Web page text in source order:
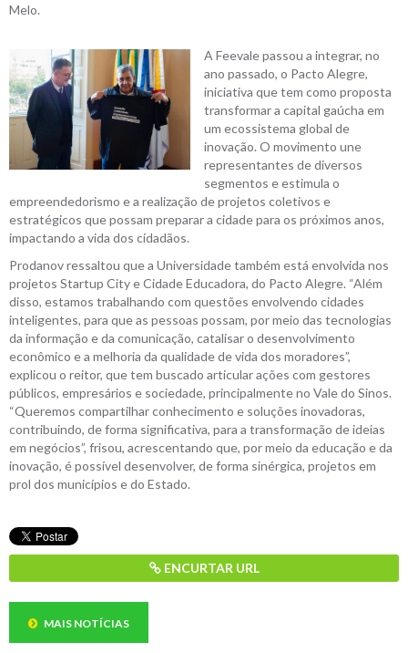
Melo.
A Feevale passou a integrar, no
ano passado, o Pacto Alegre,
iniciativa que tem como proposta
transformar a capital gaúcha em
um ecossistema global de
inovação. O movimento une
representantes de diversos
segmentos e estimula o
empreendedorismo e a realização de projetos coletivos e
estratégicos que possam preparar a cidade para os próximos anos,
impactando a vida dos cidadãos.
Prodanov ressaltou que a Universidade também está envolvida nos
projetos Startup City e Cidade Educadora, do Pacto Alegre. “Além
disso, estamos trabalhando com questões envolvendo cidades
inteligentes, para que as pessoas possam, por meio das tecnologias
da informação e da comunicação, catalisar o desenvolvimento
econômico e a melhoria da qualidade de vida dos moradores”,
explicou o reitor, que tem buscado articular ações com gestores
públicos, empresários e sociedade, principalmente no Vale do Sinos.
“Queremos compartilhar conhecimento e soluções inovadoras,
contribuindo, de forma significativa, para a transformação de ideias
em negócios”, frisou, acrescentando que, por meio da educação e da
inovação, é possível desenvolver, de forma sinérgica, projetos em
prol dos municípios e do Estado.
ENCURTAR URL
MAIS NOTÍCIAS